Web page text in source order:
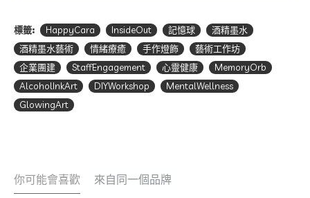
標籤: HappyCara InsideOut 記憶球
酒精墨水
酒精墨水藝術
情緒療癒 手作燈飾
藝術工作坊
企業團建
StaffEngagement 心靈健康
MemoryOrb
AlcoholInkArt
DIYWorkshop
MentalWellness
GlowingArt
你可能會喜歡 來自同一個品牌